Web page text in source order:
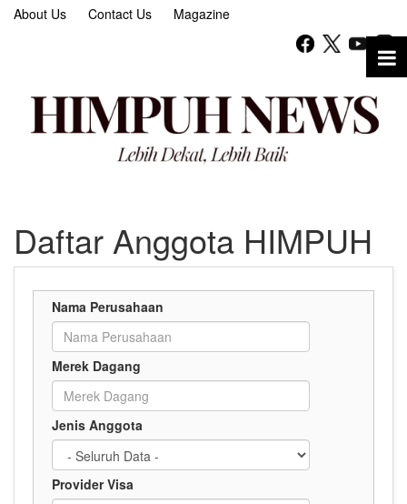
About Us Contact Us Magazine
Daftar Anggota HIMPUH
Nama Perusahaan
Merek Dagang
Jenis Anggota
Provider Visa